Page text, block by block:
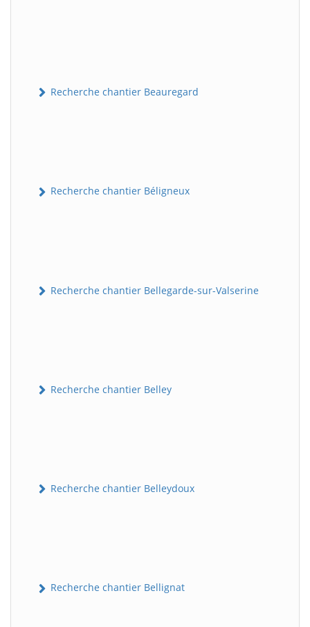
Recherche chantier Beauregard
Recherche chantier Béligneux
Recherche chantier Bellegarde-sur-Valserine
Recherche chantier Belley
Recherche chantier Belleydoux
Recherche chantier Bellignat